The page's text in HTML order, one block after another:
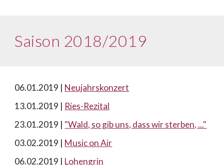
Saison 2018/2019
06.01.2019 | Neujahrskonzert
13.01.2019 | Ries-Rezital
23.01.2019 | "Wald, so gib uns, dass wir sterben, ..."
03.02.2019 | Music on Air
06.02.2019 | Lohengrin